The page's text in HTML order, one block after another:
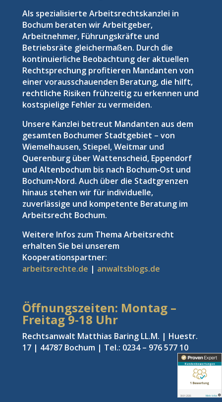
Als spezialisierte Arbeitsrechtskanzlei in
Bochum beraten wir Arbeitgeber,
Arbeitnehmer, Führungskräfte und
Betriebsräte gleichermaßen. Durch die
kontinuierliche Beobachtung der aktuellen
Rechtsprechung profitieren Mandanten von
einer vorausschauenden Beratung, die hilft,
rechtliche Risiken frühzeitig zu erkennen und
kostspielige Fehler zu vermeiden.
Unsere Kanzlei betreut Mandanten aus dem
gesamten Bochumer Stadtgebiet – von
Wiemelhausen, Stiepel, Weitmar und
Querenburg über Wattenscheid, Eppendorf
und Altenbochum bis nach Bochum‑Ost und
Bochum‑Nord. Auch über die Stadtgrenzen
hinaus stehen wir für individuelle,
zuverlässige und kompetente Beratung im
Arbeitsrecht Bochum.
Weitere Infos zum Thema Arbeitsrecht
erhalten Sie bei unserem
Kooperationspartner:
arbeitsrechte.de | anwaltsblogs.de
Öffnungszeiten: Montag –
Freitag9-18 Uhr
Rechtsanwalt Matthias Baring LL.M. | Huestr.
17 | 44787 Bochum | Tel.: 0234 – 976 577 10